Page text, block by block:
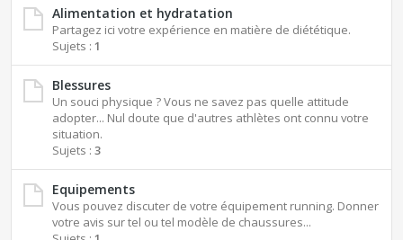
Alimentation et hydratation
Partagez ici votre expérience en matière de diététique.
Sujets : 1
Blessures
Un souci physique ? Vous ne savez pas quelle attitude
adopter... Nul doute que d'autres athlètes ont connu votre
situation.
Sujets : 3
Equipements
Vous pouvez discuter de votre équipement running. Donner
votre avis sur tel ou tel modèle de chaussures...